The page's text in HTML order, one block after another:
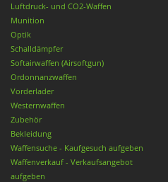
Luftdruck- und CO2-Waffen
Munition
Optik
Schalldämpfer
Softairwaffen (Airsoftgun)
Ordonnanzwaffen
Vorderlader
Westernwaffen
Zubehör
Bekleidung
Waffensuche - Kaufgesuch aufgeben
Waffenverkauf - Verkaufsangebot
aufgeben